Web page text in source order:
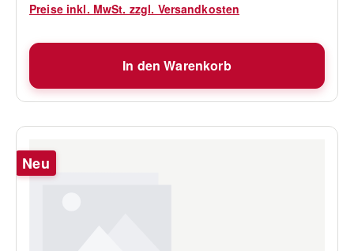
Preise inkl. MwSt. zzgl. Versandkosten
In den Warenkorb
Neu